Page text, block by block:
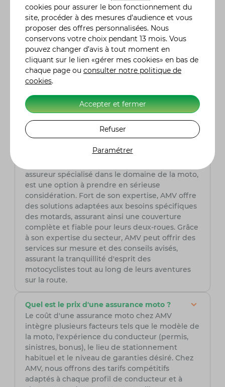
manuelle ?
Oui, le permis B obtenu sur une voiture à boîte
manuelle permet de conduire aussi bien des
véhicules à boîte manuelle que des véhicules à
boîte automatique. Cependant, si vous avez
passé votre permis B sur une voiture à boîte
automatique, vous serez limité à la conduite de
véhicules automatiques, sauf si vous suivez une
formation complémentaire pour la boîte
manuelle.
Quelle assurance moto choisir ?
est primordial de comparer les tarifs, les
assureur spécialisé dans le domaine de la moto,
est une option à prendre en sérieuse
considération. Fort de son expertise, AMV offre
des solutions adaptées aux besoins spécifiques
des motards, assurant ainsi une couverture
complète et fiable pour leurs deux-roues. Grâce
à son expertise du secteur, AMV peut offrir des
services sur mesure et des conseils avisés,
assurant la tranquillité d'esprit des
motocyclistes tout au long de leurs aventures
sur la route.
Quel est le prix d'une assurance moto ?
Le coût d'une assurance moto chez AMV
intègre plusieurs facteurs tels que le modèle de
la moto, l'expérience du conducteur (permis,
sinistres, bonus), le lieu de stationnement
habituel et le niveau de garanties désiré. Chez
AMV, nous offrons des tarifs compétitifs
adaptés à chaque profil de conducteur et à
cookies pour assurer le bon fonctionnement du
site, procéder à des mesures d’audience et vous
proposer des offres personnalisées. Nous
conservons votre choix pendant 13 mois. Vous
pouvez changer d’avis à tout moment en
cliquant sur le lien «gérer mes cookies» en bas de
chaque page ou consulter notre politique de
cookies.
Accepter et fermer
Refuser
Paramétrer